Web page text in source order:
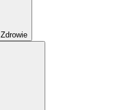
Zdrowie